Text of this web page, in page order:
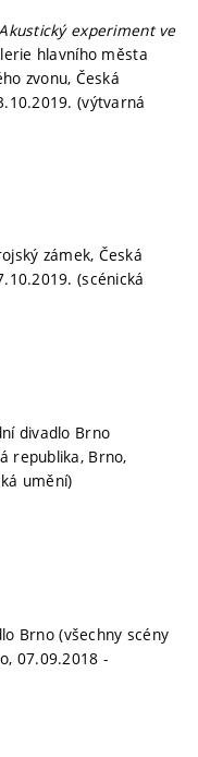
experiment ve
hlavního města
zvonu, Česká
(výtvarná
zámek, Česká
(scénická
divadlo Brno
republika, Brno,
umění)
Brno (všechny scény
07.09.2018 -